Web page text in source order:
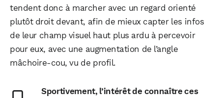
tendent donc à marcher avec un regard orienté
plutôt droit devant, afin de mieux capter les infos
de leur champ visuel haut plus ardu à percevoir
pour eux, avec une augmentation de l’angle
mâchoire-cou, vu de profil.
Sportivement, l’intérêt de connaître ces